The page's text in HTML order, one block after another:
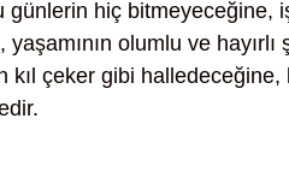
hiç bitmeyeceğine,
olumlu ve
kıl çeker gibi